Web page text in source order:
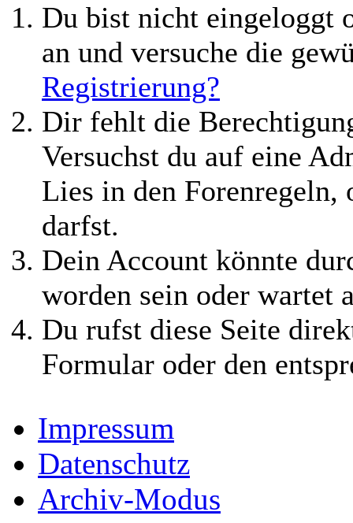
Du bist nicht eingeloggt
an und versuche die
Registrierung?
Dir fehlt die
Versuchst du auf eine
Lies in den Forenregeln,
darfst.
Dein Account könnte
worden sein oder wartet
Du rufst diese Seite
Formular oder den
Impressum
Datenschutz
Archiv-Modus